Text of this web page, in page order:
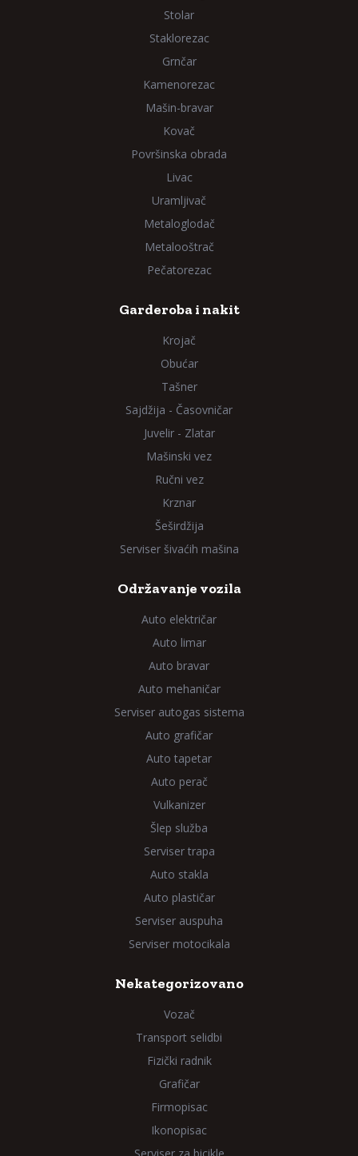
Stolar
Staklorezac
Grnčar
Kamenorezac
Mašin-bravar
Kovač
Površinska obrada
Livac
Uramljivač
Metaloglodač
Metalooštrač
Pečatorezac
Garderoba i nakit
Krojač
Obućar
Tašner
Sajdžija - Časovničar
Juvelir - Zlatar
Mašinski vez
Ručni vez
Krznar
Šeširdžija
Serviser šivaćih mašina
Održavanje vozila
Auto električar
Auto limar
Auto bravar
Auto mehaničar
Serviser autogas sistema
Auto grafičar
Auto tapetar
Auto perač
Vulkanizer
Šlep služba
Serviser trapa
Auto stakla
Auto plastičar
Serviser auspuha
Serviser motocikala
Nekategorizovano
Vozač
Transport selidbi
Fizički radnik
Grafičar
Firmopisac
Ikonopisac